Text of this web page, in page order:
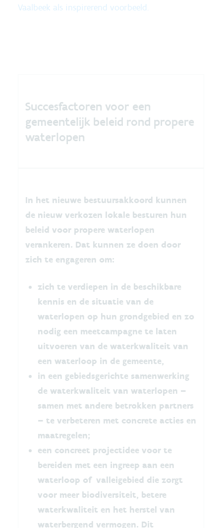
Vaalbeek als inspirerend voorbeeld.
Succesfactoren voor een
gemeentelijk beleid rond propere
waterlopen
In het nieuwe bestuursakkoord kunnen
de nieuw verkozen lokale besturen hun
beleid voor propere waterlopen
verankeren. Dat kunnen ze doen door
zich te engageren om:
zich te verdiepen in de beschikbare
kennis en de situatie van de
waterlopen op hun grondgebied en zo
nodig een meetcampagne te laten
uitvoeren van de waterkwaliteit van
een waterloop in de gemeente,
in een gebiedsgerichte samenwerking
de waterkwaliteit van waterlopen –
samen met andere betrokken partners
– te verbeteren met concrete acties en
maatregelen;
een concreet projectidee voor te
bereiden met een ingreep aan een
waterloop of valleigebied die zorgt
voor meer biodiversiteit, betere
waterkwaliteit en het herstel van
waterbergend vermogen. Dit